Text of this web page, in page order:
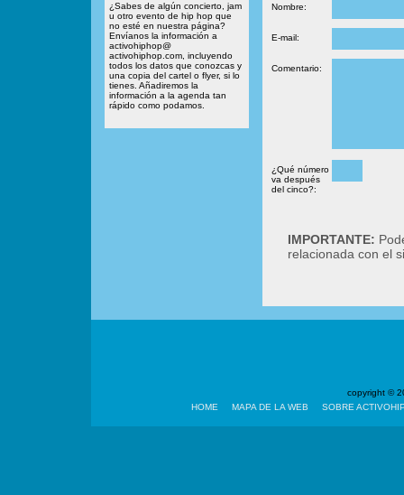
¿Sabes de algún concierto, jam
u otro evento de hip hop que
no esté en nuestra página?
Envíanos la información a
activohiphop@
activohiphop.com, incluyendo
todos los datos que conozcas y
una copia del cartel o flyer, si lo
tienes. Añadiremos la
información a la agenda tan
rápido como podamos.
Nombre:
E-mail:
Comentario:
¿Qué número
va después
del cinco?:
IMPORTANTE:
relacionada con el
copyright ©
HOME
MAPA DE LA WEB SOBRE